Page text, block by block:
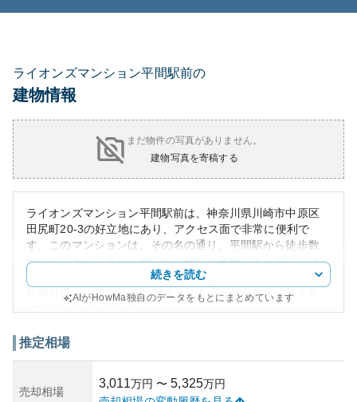
ライオンズマンション平間駅前の
建物情報
まだ物件の写真がありません。
建物写真を寄稿する
ライオンズマンション平間駅前は、神奈川県川崎市中原区
田尻町20-3の好立地にあり、アクセス面で非常に便利で
す。このマンションは、その名の通り、平間駅から徒歩数
分のところに位置し、都心への移動が手軽です。周辺には
商業施設や飲食店、公園も多く、生活利便性が高いです。
建物外観は、整然としたデザインで高級感があり、築年数
た資産性があり、価値が下がりにくいと評価されていま
ラ整備の進展により、さらに価値が高まる可能性がある一
続きを読む
AIがHowMa独自のデータをもとにまとめています
推定相場
売却相場
3,011万円 〜 5,325万円